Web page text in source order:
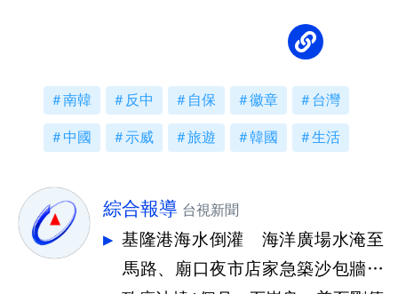
南韓 反中 自保 徽章 台灣
中國 示威 旅遊 韓國 生活
綜合報導 台視新聞
基隆港海水倒灌 海洋廣場水淹至
馬路、廟口夜市店家急築沙包牆擋